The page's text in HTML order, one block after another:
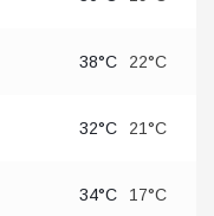
38°C 22°C
32°C 21°C
34°C 17°C